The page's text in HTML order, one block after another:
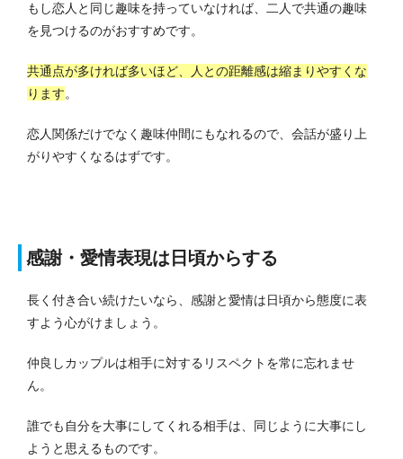
もし恋人と同じ趣味を持っていなければ、二人で共通の趣味
を見つけるのがおすすめです。
共通点が多ければ多いほど、人との距離感は縮まりやすくな
ります。
恋人関係だけでなく趣味仲間にもなれるので、会話が盛り上
がりやすくなるはずです。
感謝・愛情表現は日頃からする
長く付き合い続けたいなら、感謝と愛情は日頃から態度に表
すよう心がけましょう。
仲良しカップルは相手に対するリスペクトを常に忘れませ
ん。
誰でも自分を大事にしてくれる相手は、同じように大事にし
ようと思えるものです。